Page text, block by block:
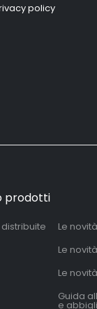
policy
prodotti
Le
Le
Le
Guida
e